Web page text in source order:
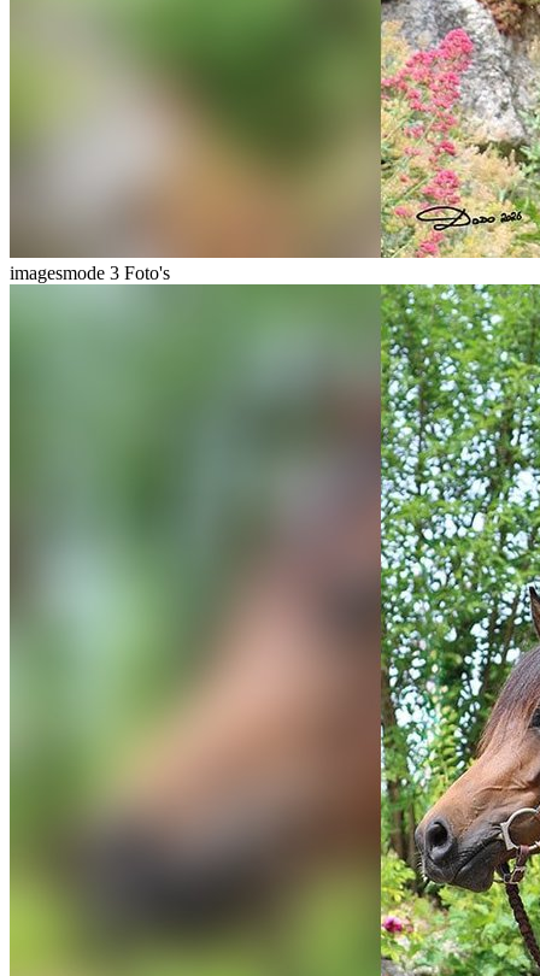
imagesmode 3 Foto's